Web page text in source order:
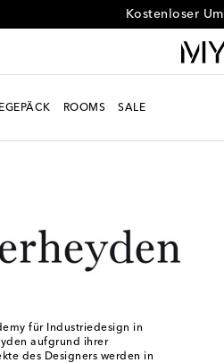
Kostenloser
ROOMS SALE
für Industriedesign in
aufgrund ihrer
des Designers werden in